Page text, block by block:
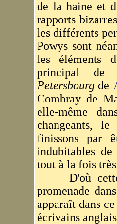
de la haine et
rapports
les différents
Powys sont
les éléments
principal
Petersbourg de
Combray de
elle-même
changeants,
finissons par
indubitables
tout à la fois
D'où cette
promenade
apparaît dans
écrivains